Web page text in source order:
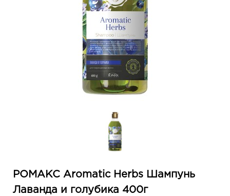
РОМАКС Aromatic Herbs Шампунь
Лаванда и голубика 400г